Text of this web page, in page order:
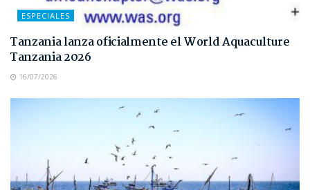
ESPECIALES
Tanzania lanza oficialmente el World Aquaculture
Tanzania 2026
16/07/2026